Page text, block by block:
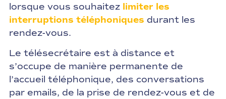
lorsque vous souhaitez limiter les
interruptions téléphoniques durant les
rendez-vous.
Le télésecrétaire est à distance et
s’occupe de manière permanente de
l’accueil téléphonique, des conversations
par emails, de la prise de rendez-vous et de